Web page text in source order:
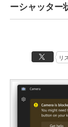
ーシャッター
リ